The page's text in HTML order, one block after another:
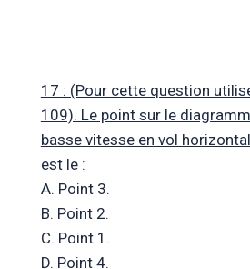
17 : (Pour cette question
109). Le point sur le
basse vitesse en vol
est le :
A. Point 3.
B. Point 2.
C. Point 1.
D. Point 4.